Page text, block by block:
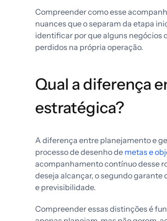
Compreender como esse
nuances que o separam da etapa
identificar por que alguns negócios
perdidos na própria operação.
Qual a diferença
estratégica?
A diferença entre planejamento e
processo de desenho de metas e
acompanhamento contínuo desse
deseja alcançar, o segundo
e previsibilidade.
Compreender essas distinções é